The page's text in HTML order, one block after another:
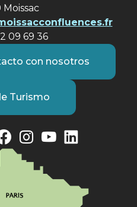
09 69 36
con nosotros
Turismo